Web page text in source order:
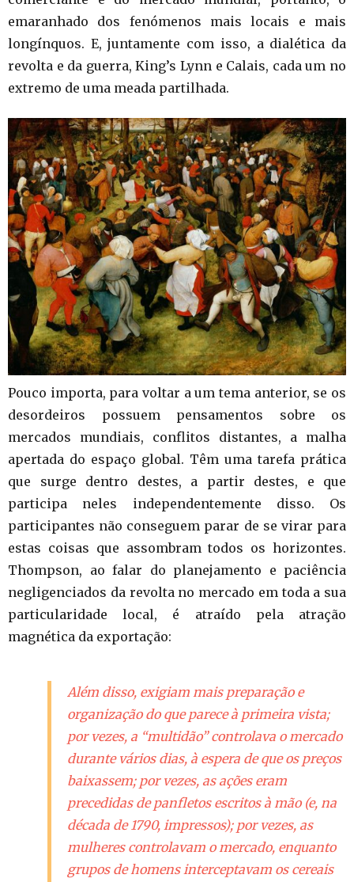
emaranhado dos fenómenos mais locais e mais
longínquos. E, juntamente com isso, a dialética da
revolta e da guerra, King’s Lynn e Calais, cada um no
extremo de uma meada partilhada.
Pouco importa, para voltar a um tema anterior, se os
desordeiros possuem pensamentos sobre os
mercados mundiais, conflitos distantes, a malha
apertada do espaço global. Têm uma tarefa prática
que surge dentro destes, a partir destes, e que
participa neles independentemente disso. Os
participantes não conseguem parar de se virar para
estas coisas que assombram todos os horizontes.
Thompson, ao falar do planejamento e paciência
negligenciados da revolta no mercado em toda a sua
particularidade local, é atraído pela atração
magnética da exportação:
Além disso, exigiam mais preparação e
organização do que parece à primeira vista;
por vezes, a “multidão” controlava o mercado
durante vários dias, à espera de que os preços
baixassem; por vezes, as ações eram
precedidas de panfletos escritos à mão (e, na
década de 1790, impressos); por vezes, as
mulheres controlavam o mercado, enquanto
grupos de homens interceptavam os cereais